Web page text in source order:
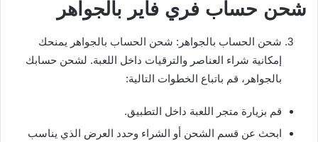
شحن حساب فري فاير بالجواهر
شحن الحساب بالجواهر: شحن الحساب بالجواهر يمنحك
إمكانية شراء العناصر والترقيات داخل اللعبة. لشحن حسابك
بالجواهر، قم باتباع الخطوات التالية:
قم بزيارة متجر اللعبة داخل التطبيق.
ابحث عن قسم الشحن أو الشراء وحدد العرض الذي يناسب